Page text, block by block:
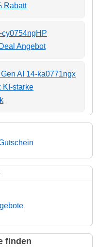
Rabatt
HP
Angebot
KI-starke
finden